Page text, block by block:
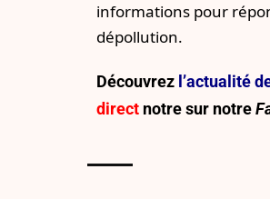
informations pour
dépollution.
Découvrez l’actualité
direct notre sur notre